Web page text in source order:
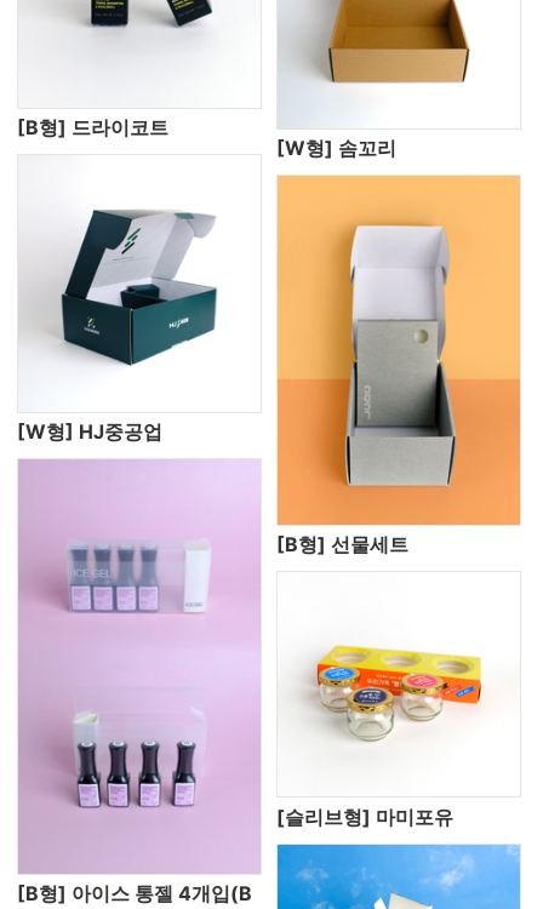
[B형] 드라이코트
[W형] 솜꼬리
[W형] HJ중공업
[B형] 선물세트
[B형] 아이스 통젤 4개입(B
[슬리브형] 마미포유